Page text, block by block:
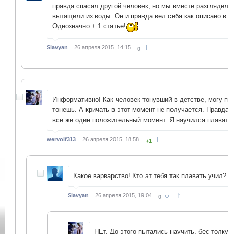
правда спасал другой человек, но мы вместе
вытащили из воды. Он и правда вел себя как описано в
Однозначно + 1 статье!
Slavyan 26 апреля 2015, 14:15 0
Информативно! Как человек тонувший в детстве, могу
тонешь. А кричать в этот момент не получается.
все же один положительный момент. Я научился
wervolf313 26 апреля 2015, 18:58 +1
Какое варварство! Кто эт тебя так плавать учил?
Slavyan 26 апреля 2015, 19:04 0 ↑
НЕт. До этого пытались научить, бес